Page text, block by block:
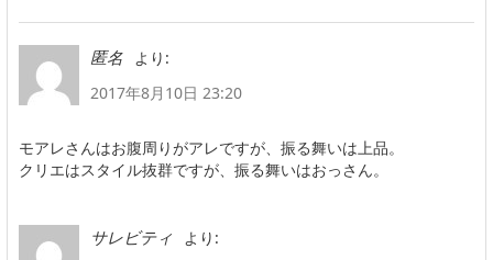
匿名
より:
2017年8月10日 23:20
モアレさんはお腹周りがアレですが、振る舞いは上品。
クリエはスタイル抜群ですが、振る舞いはおっさん。
サレビティ
より: